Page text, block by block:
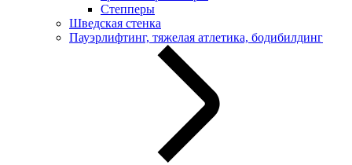
Степперы
Шведская стенка
Пауэрлифтинг, тяжелая атлетика, бодибилдинг